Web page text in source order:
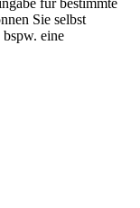
für bestimmte
Sie selbst
eine